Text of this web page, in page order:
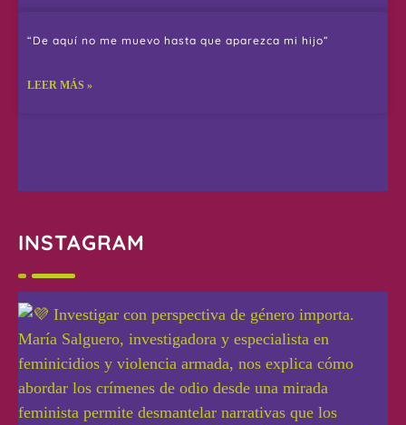
“De aquí no me muevo hasta que aparezca mi hijo”
LEER MÁS »
INSTAGRAM